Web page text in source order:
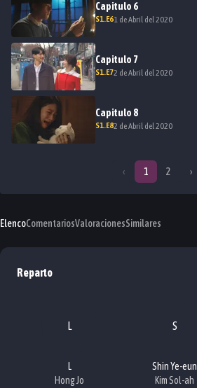
Capitulo 6
S1.E61 de Abril del 2020
Capitulo 7
S1.E72 de Abril del 2020
Capitulo 8
S1.E82 de Abril del 2020
‹ 1 2 ›
ElencoComentariosValoracionesSimilares
Reparto
L
L
Hong Jo
S
Shin Ye-eun
Kim Sol-ah